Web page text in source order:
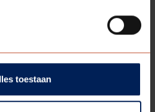
toestaan